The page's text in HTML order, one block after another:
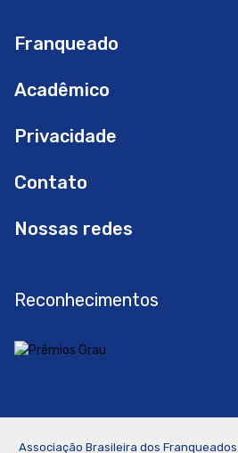
Franqueado
Acadêmico
Privacidade
Contato
Nossas redes
Reconhecimentos
Associação Brasileira dos